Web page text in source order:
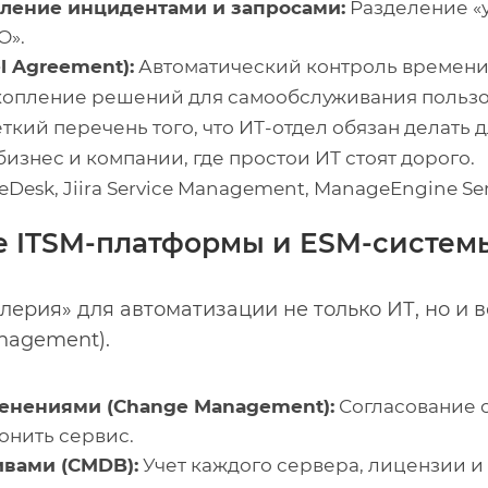
инцидентами и запросами: Разделение
Agreement): Автоматический контроль
решений для самообслуживания
перечень того, что ИТ-отдел обязан делать
и компании, где простои ИТ стоят дорого.
Jiira Service Management, ManageEngine
ITSM-платформы и ESM-
для автоматизации не только ИТ, но и
(Change Management): Согласование
сервис.
(CMDB): Учет каждого сервера, лицензии и